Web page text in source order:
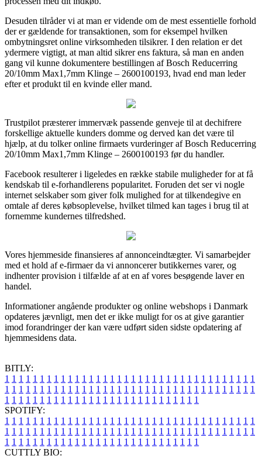
Desuden tilråder vi at man er vidende om de mest essentielle forhold
der er gældende for transaktionen, som for eksempel hvilken
ombytningsret online virksomheden tilsikrer. I den relation er det
ydermere vigtigt, at man altid sikrer ens faktura, så man en anden
gang vil kunne dokumentere bestillingen af Bosch Reducerring
20/10mm Max1,7mm Klinge – 2600100193, hvad end man leder
efter et produkt til en kvinde eller mand.
Trustpilot præsterer immervæk passende genveje til at dechifrere
forskellige aktuelle kunders domme og derved kan det være til
hjælp, at du tolker online firmaets vurderinger af Bosch Reducerring
20/10mm Max1,7mm Klinge – 2600100193 før du handler.
Facebook resulterer i ligeledes en række stabile muligheder for at få
kendskab til e-forhandlerens popularitet. Foruden det ser vi nogle
internet selskaber som giver folk mulighed for at tilkendegive en
omtale af deres købsoplevelse, hvilket tilmed kan tages i brug til at
fornemme kundernes tilfredshed.
Vores hjemmeside finansieres af annonceindtægter. Vi samarbejder
med et hold af e-firmaer da vi annoncerer butikkernes varer, og
indhenter provision i tilfælde af at en af vores besøgende laver en
handel.
Informationer angående produkter og online webshops i Danmark
opdateres jævnligt, men det er ikke muligt for os at give garantier
imod forandringer der kan være udført siden sidste opdatering af
hjemmesidens data.
BITLY:
1 1 1 1 1 1 1 1 1 1 1 1 1 1 1 1 1 1 1 1 1 1 1 1 1 1 1 1 1 1 1 1 1 1 1 1
1 1 1 1 1 1 1 1 1 1 1 1 1 1 1 1 1 1 1 1 1 1 1 1 1 1 1 1 1 1 1 1 1 1 1 1
1 1 1 1 1 1 1 1 1 1 1 1 1 1 1 1 1 1 1 1 1 1 1 1 1 1 1 1
SPOTIFY:
1 1 1 1 1 1 1 1 1 1 1 1 1 1 1 1 1 1 1 1 1 1 1 1 1 1 1 1 1 1 1 1 1 1 1 1
1 1 1 1 1 1 1 1 1 1 1 1 1 1 1 1 1 1 1 1 1 1 1 1 1 1 1 1 1 1 1 1 1 1 1 1
1 1 1 1 1 1 1 1 1 1 1 1 1 1 1 1 1 1 1 1 1 1 1 1 1 1 1 1
CUTTLY BIO: